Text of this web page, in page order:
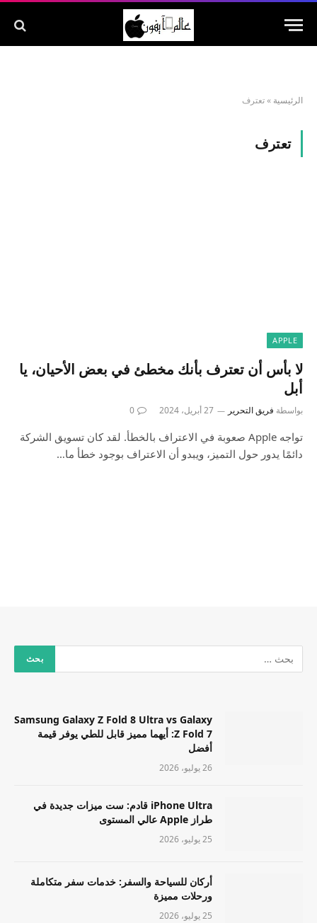
الرئيسية »تعترف
تعترف
APPLE
لا بأس أن تعترف بأنك مخطئ في بعض الأحيان، يا
أبل
بواسطة فريق التحرير 27 أبريل، 2024 0
تواجه Apple صعوبة في الاعتراف بالخطأ. لقد كان تسويق الشركة
دائمًا يدور حول التميز، ويبدو أن الاعتراف بوجود خطأ ما…
Samsung Galaxy Z Fold 8 Ultra vs Galaxy
Z Fold 7: أيهما مميز قابل للطي يوفر قيمة
أفضل
26 يوليو، 2026
iPhone Ultra قادم: ست ميزات جديدة في
طراز Apple عالي المستوى
25 يوليو، 2026
أركان للسياحة والسفر: خدمات سفر متكاملة
ورحلات مميزة
25 يوليو، 2026